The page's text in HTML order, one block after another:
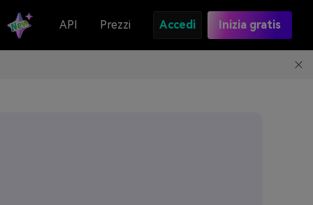
API Prezzi Accedi Inizia gratis